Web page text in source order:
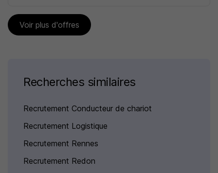
Voir plus d'offres
Recherches similaires
Recrutement Conducteur de chariot
Recrutement Logistique
Recrutement Rennes
Recrutement Redon